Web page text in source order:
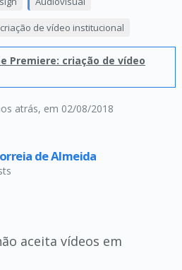
atrás, em 02/08/2018
de vídeo institucional
Premiere: criação de vídeo
de Almeida
aceita vídeos em